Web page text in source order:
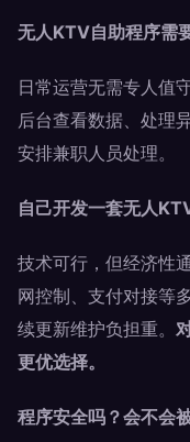
无人KTV自助程序需
日常运营无需专人值
后台查看数据、处理
安排兼职人员处理。
自己开发一套无人
技术可行，但经济性
网控制、支付对接等
续更新维护负担重。
更优选择。
程序安全吗？会不会